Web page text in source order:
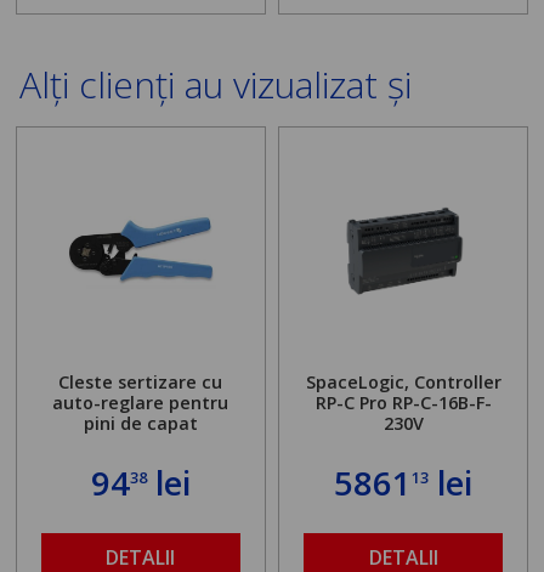
Alți clienți au vizualizat și
Cleste sertizare cu
auto-reglare pentru
pini de capat
9438lei
DETALII
SpaceLogic, Controller
RP-C Pro RP-C-16B-F-
230V
586113 lei
DETALII